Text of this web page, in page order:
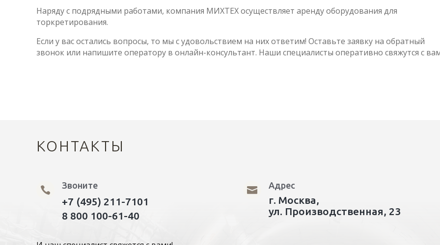
Наряду с подрядными работами, компания МИХТЕХ осуществляет аренду оборудования для
торкретирования.
Если у вас остались вопросы, то мы с удовольствием на них ответим! Оставьте заявку на обратный
звонок или напишите оператору в онлайн-консультант. Наши специалисты оперативно свяжутся с
КОНТАКТЫ
 Звоните
+7 (495) 211-7101
8 800 100-61-40
 Адрес
г. Москва,
ул. Производственная, 23